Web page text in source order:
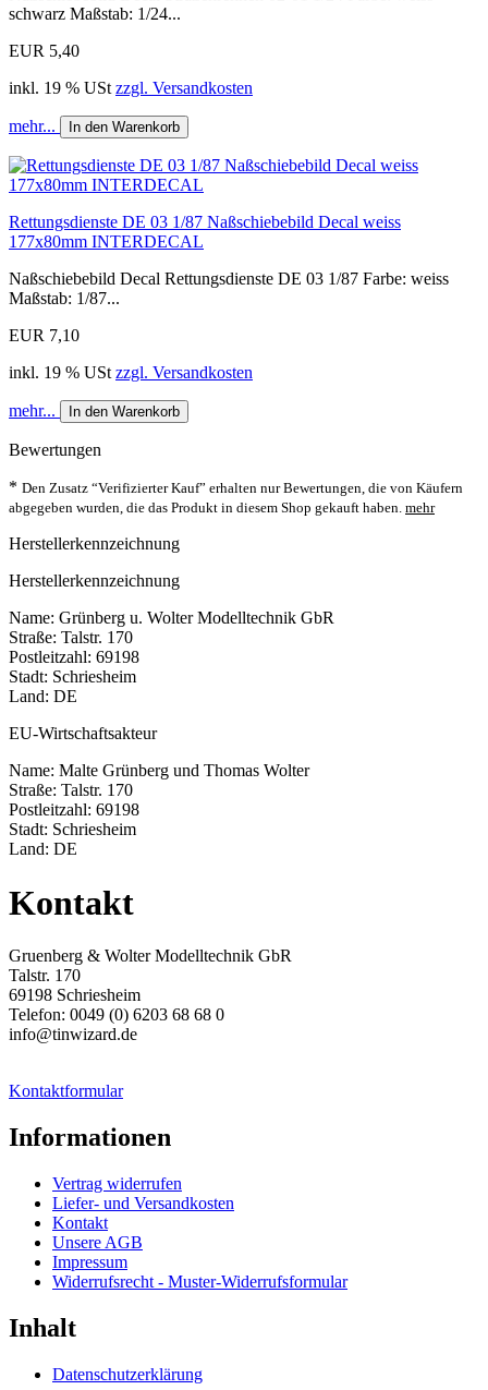
schwarz Maßstab: 1/24...
EUR 5,40
inkl. 19 % USt zzgl. Versandkosten
mehr... In den Warenkorb
Rettungsdienste DE 03 1/87 Naßschiebebild Decal weiss
177x80mm INTERDECAL
Naßschiebebild Decal Rettungsdienste DE 03 1/87 Farbe: weiss
Maßstab: 1/87...
EUR 7,10
inkl. 19 % USt zzgl. Versandkosten
mehr... In den Warenkorb
Bewertungen
* Den Zusatz “Verifizierter Kauf” erhalten nur Bewertungen, die von Käufern
abgegeben wurden, die das Produkt in diesem Shop gekauft haben. mehr
Herstellerkennzeichnung
Herstellerkennzeichnung
Name: Grünberg u. Wolter Modelltechnik GbR
Straße: Talstr. 170
Postleitzahl: 69198
Stadt: Schriesheim
Land: DE
EU-Wirtschaftsakteur
Name: Malte Grünberg und Thomas Wolter
Straße: Talstr. 170
Postleitzahl: 69198
Stadt: Schriesheim
Land: DE
Kontakt
Gruenberg & Wolter Modelltechnik GbR
Talstr. 170
69198 Schriesheim
Telefon: 0049 (0) 6203 68 68 0
info@tinwizard.de
Kontaktformular
Informationen
Vertrag widerrufen
Liefer- und Versandkosten
Kontakt
Unsere AGB
Impressum
Widerrufsrecht - Muster-Widerrufsformular
Inhalt
Datenschutzerklärung